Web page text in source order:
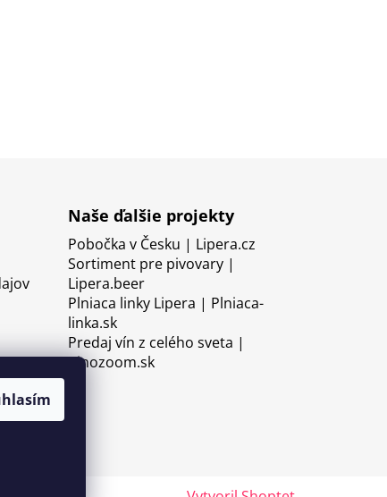
Naše ďalšie projekty
Pobočka v Česku | Lipera.cz
Sortiment pre pivovary |
Lipera.beer
Plniaca linky Lipera | Plniaca-
linka.sk
Predaj vín z celého sveta |
Vinozoom.sk